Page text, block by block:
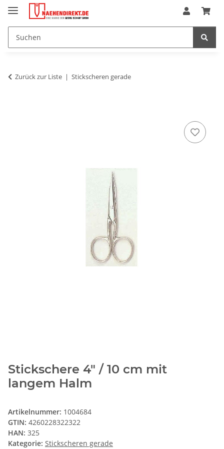
Zurück zur Liste Stickscheren gerade
Stickschere 4" / 10 cm mit
langem Halm
Artikelnummer: 1004684
GTIN: 4260228322322
HAN: 325
Kategorie: Stickscheren gerade